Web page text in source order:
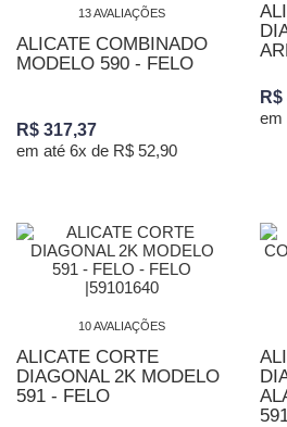
13 AVALIAÇÕES
ALICATE COMBINADO
MODELO 590 - FELO
R$ 317,37
em até 6x de R$ 52,90
em
10 AVALIAÇÕES
ALICATE CORTE
DIAGONAL 2K MODELO
591 - FELO